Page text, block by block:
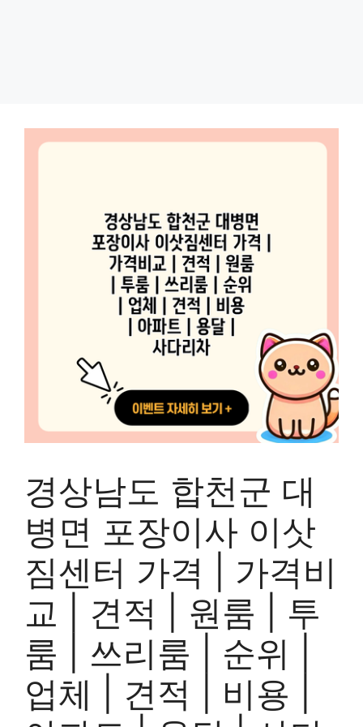
경상남도 합천군 대
병면 포장이사 이삿
짐센터 가격 | 가격비
교 | 견적 | 원룸 | 투
룸 | 쓰리룸 | 순위 |
업체 | 견적 | 비용 |